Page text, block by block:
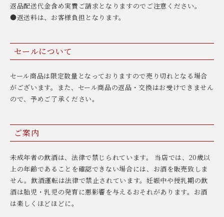
返品配送代金含め実費ご請求となりますのでご注意ください。
●返送料は、お客様負担となります。
セールについて
セール商品は限定数量となっておりますので売り切れとなる場合
がございます。また、セール商品の返品・交換はお受けできません
ので、予めご了承ください。
ご案内
未成年者の飲酒は、法律で禁じられています。 当店では、20歳以
上の年齢であることを確認できない場合には、お酒を販売致しま
せん。飲酒運転は法律で禁止されています。妊娠中や授乳期の飲
酒は胎児・乳児の発育に悪影響を与えるおそれがあります。お酒
は楽しくほどほどに。